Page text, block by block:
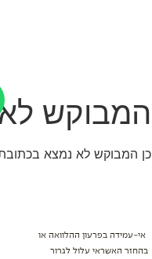
המבוקש לא נמצא בכתובת
אי-עמידה בפרעון ההלוואה או
בהחזר האשראי עלול לגרור